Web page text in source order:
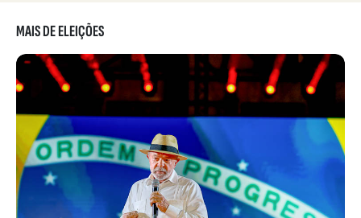
MAIS DE ELEIÇÕES